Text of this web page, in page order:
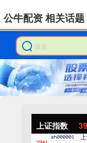
上证指数
公牛配资 相关话题